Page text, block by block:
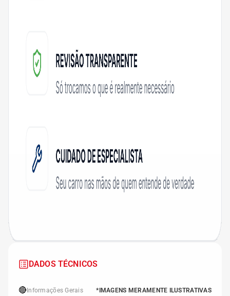
DADOS TÉCNICOS
🔴 Informações Gerais *IMAGENS MERAMENTE ILUSTRATIVAS